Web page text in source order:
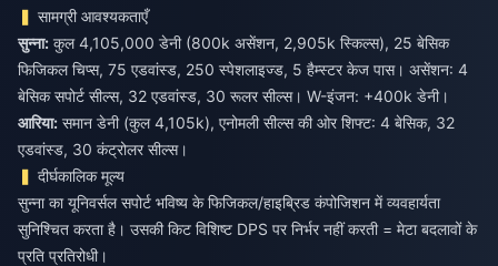
सामग्री आवश्यकताएँ
सुन्ना: कुल 4,105,000 डेनी (800k असेंशन, 2,905k स्किल्स), 25 बेसिक
फिजिकल चिप्स, 75 एडवांस्ड, 250 स्पेशलाइज्ड, 5 हैम्स्टर केज पास। असेंशन: 4
बेसिक सपोर्ट सील्स, 32 एडवांस्ड, 30 रूलर सील्स। W-इंजन: +400k डेनी।
आरिया: समान डेनी (कुल 4,105k), एनोमली सील्स की ओर शिफ्ट: 4 बेसिक, 32
एडवांस्ड, 30 कंट्रोलर सील्स।
दीर्घकालिक मूल्य
सुन्ना का यूनिवर्सल सपोर्ट भविष्य के फिजिकल/हाइब्रिड कंपोजिशन में व्यवहार्यता
सुनिश्चित करता है। उसकी किट विशिष्ट DPS पर निर्भर नहीं करती = मेटा बदलावों के
प्रति प्रतिरोधी।